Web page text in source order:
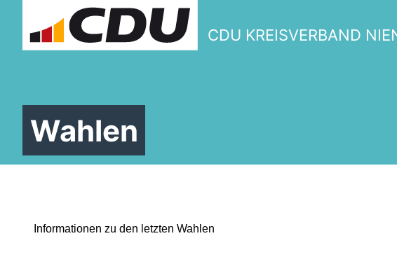
CDU KREISVERBAND
Wahlen
Informationen zu den letzten Wahlen